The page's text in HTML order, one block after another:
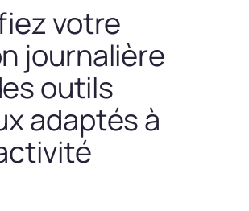
votre
journalière
outils
adaptés à